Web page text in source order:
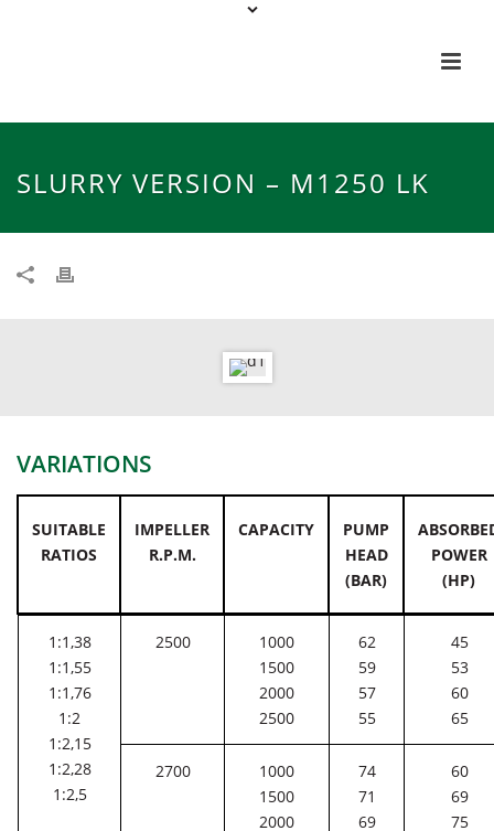
SLURRY VERSION – M1250 LK
VARIATIONS
SUITABLE
RATIOS
IMPELLER
R.P.M.
CAPACITY
PUMP
HEAD
(BAR)
POWER
(HP)
1:1,38
1:1,55
1:1,76
1:2
1:2,15
1:2,28
1:2,5
2500
1000
1500
2000
2500
62
59
57
55
45
53
60
65
2700
1000
1500
2000
74
71
69
60
69
75